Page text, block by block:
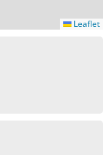
Leaflet